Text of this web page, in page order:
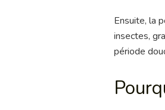
Ensuite, la
insectes,
période